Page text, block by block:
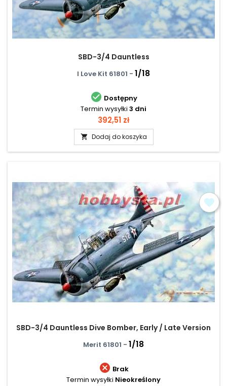
SBD-3/4 Dauntless
I Love Kit 61801 - 1/18
 Dostępny
Termin wysyłki 3 dni
Cena
392,51 zł
 Dodaj do koszyka
SBD-3/4 Dauntless Dive Bomber, Early / Late Version
Merit 61801 - 1/18
 Brak
Termin wysyłki Nieokreślony